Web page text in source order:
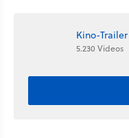
Kino-Trailer
5.230 Videos